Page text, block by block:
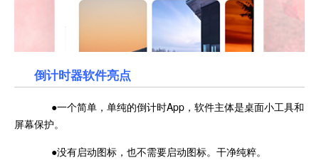
倒计时器软件亮点
●一个简单，单纯的倒计时App，软件主体是桌面小工具和
屏幕保护。
●没有启动图标，也不需要启动图标。干净纯粹。